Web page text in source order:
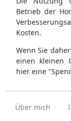
Betrieb der
Kosten.
Wenn Sie
einen kleinen
hier eine
Über mich